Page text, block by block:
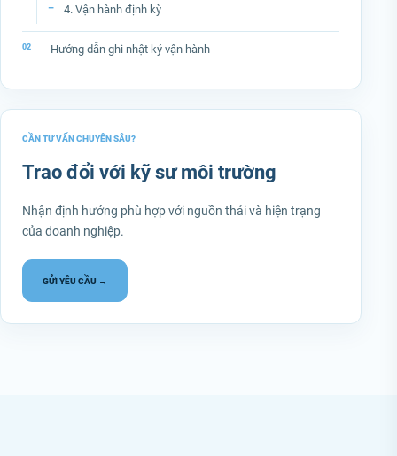
4. Vận hành định kỳ
Hướng dẫn ghi nhật ký vận hành
CẦN TƯ VẤN CHUYÊN SÂU?
Trao đổi với kỹ sư môi trường
Nhận định hướng phù hợp với nguồn thải và hiện trạng
của doanh nghiệp.
GỬI YÊU CẦU →